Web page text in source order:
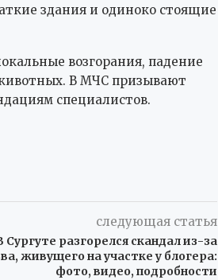
здания и одиноко стоящие
возгорания, падение
В МЧС призывают
специалистов.
следующая статья
Сургуте разгорелся скандал из-за
живущего на участке у блогера:
фото, видео, подробности